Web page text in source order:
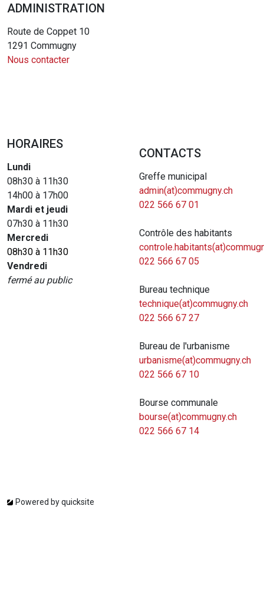
ADMINISTRATION
Route de Coppet 10
1291 Commugny
Nous contacter
HORAIRES
Lundi
08h30 à 11h30
14h00 à 17h00
Mardi et jeudi
07h30 à 11h30
Mercredi
08h30 à 11h30
Vendredi
fermé au public
CONTACTS
Greffe municipal
admin(at)commugny.ch
022 566 67 01
Contrôle des habitants
022 566 67 05
Bureau technique
technique(at)commugny.ch
022 566 67 27
Bureau de l'urbanisme
urbanisme(at)commugny.ch
022 566 67 10
Bourse communale
bourse(at)commugny.ch
022 566 67 14
Powered byquicksite